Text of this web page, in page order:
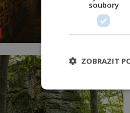
soubory
ZOBRAZIT